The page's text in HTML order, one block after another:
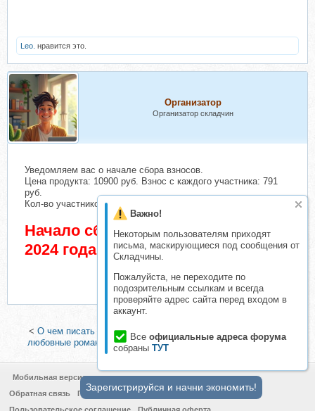
Важно!
Некоторым пользователям приходят
письма, маскирующиеся под сообщения от
Складчины.
Пожалуйста, не переходите по
подозрительным ссылкам и всегда
проверяйте адрес сайта перед входом в
аккаунт.
Все официальные адреса форума
собраны ТУТ
Leo. нравится это.
Организатор
Организатор складчин
Уведомляем вас о начале сбора взносов.
Цена продукта: 10900 руб. Взнос с каждого участника: 791
руб.
Кол-во участников в основном списке: 2 чел.
Начало сбора взносов 5 Ноябрь
2024 года
< О чем писать контент (Константин Григорьев)
Как писать
любовные романы и сделать на этом бизнес (Пэм Роллер)>
Мобильная версия
Обратная связь
Политика конфиденциальности
Зарегистрируйся и начни экономить!